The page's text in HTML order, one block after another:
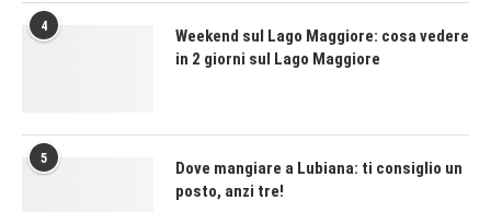
4
Weekend sul Lago Maggiore: cosa vedere
in 2 giorni sul Lago Maggiore
5
Dove mangiare a Lubiana: ti consiglio un
posto, anzi tre!